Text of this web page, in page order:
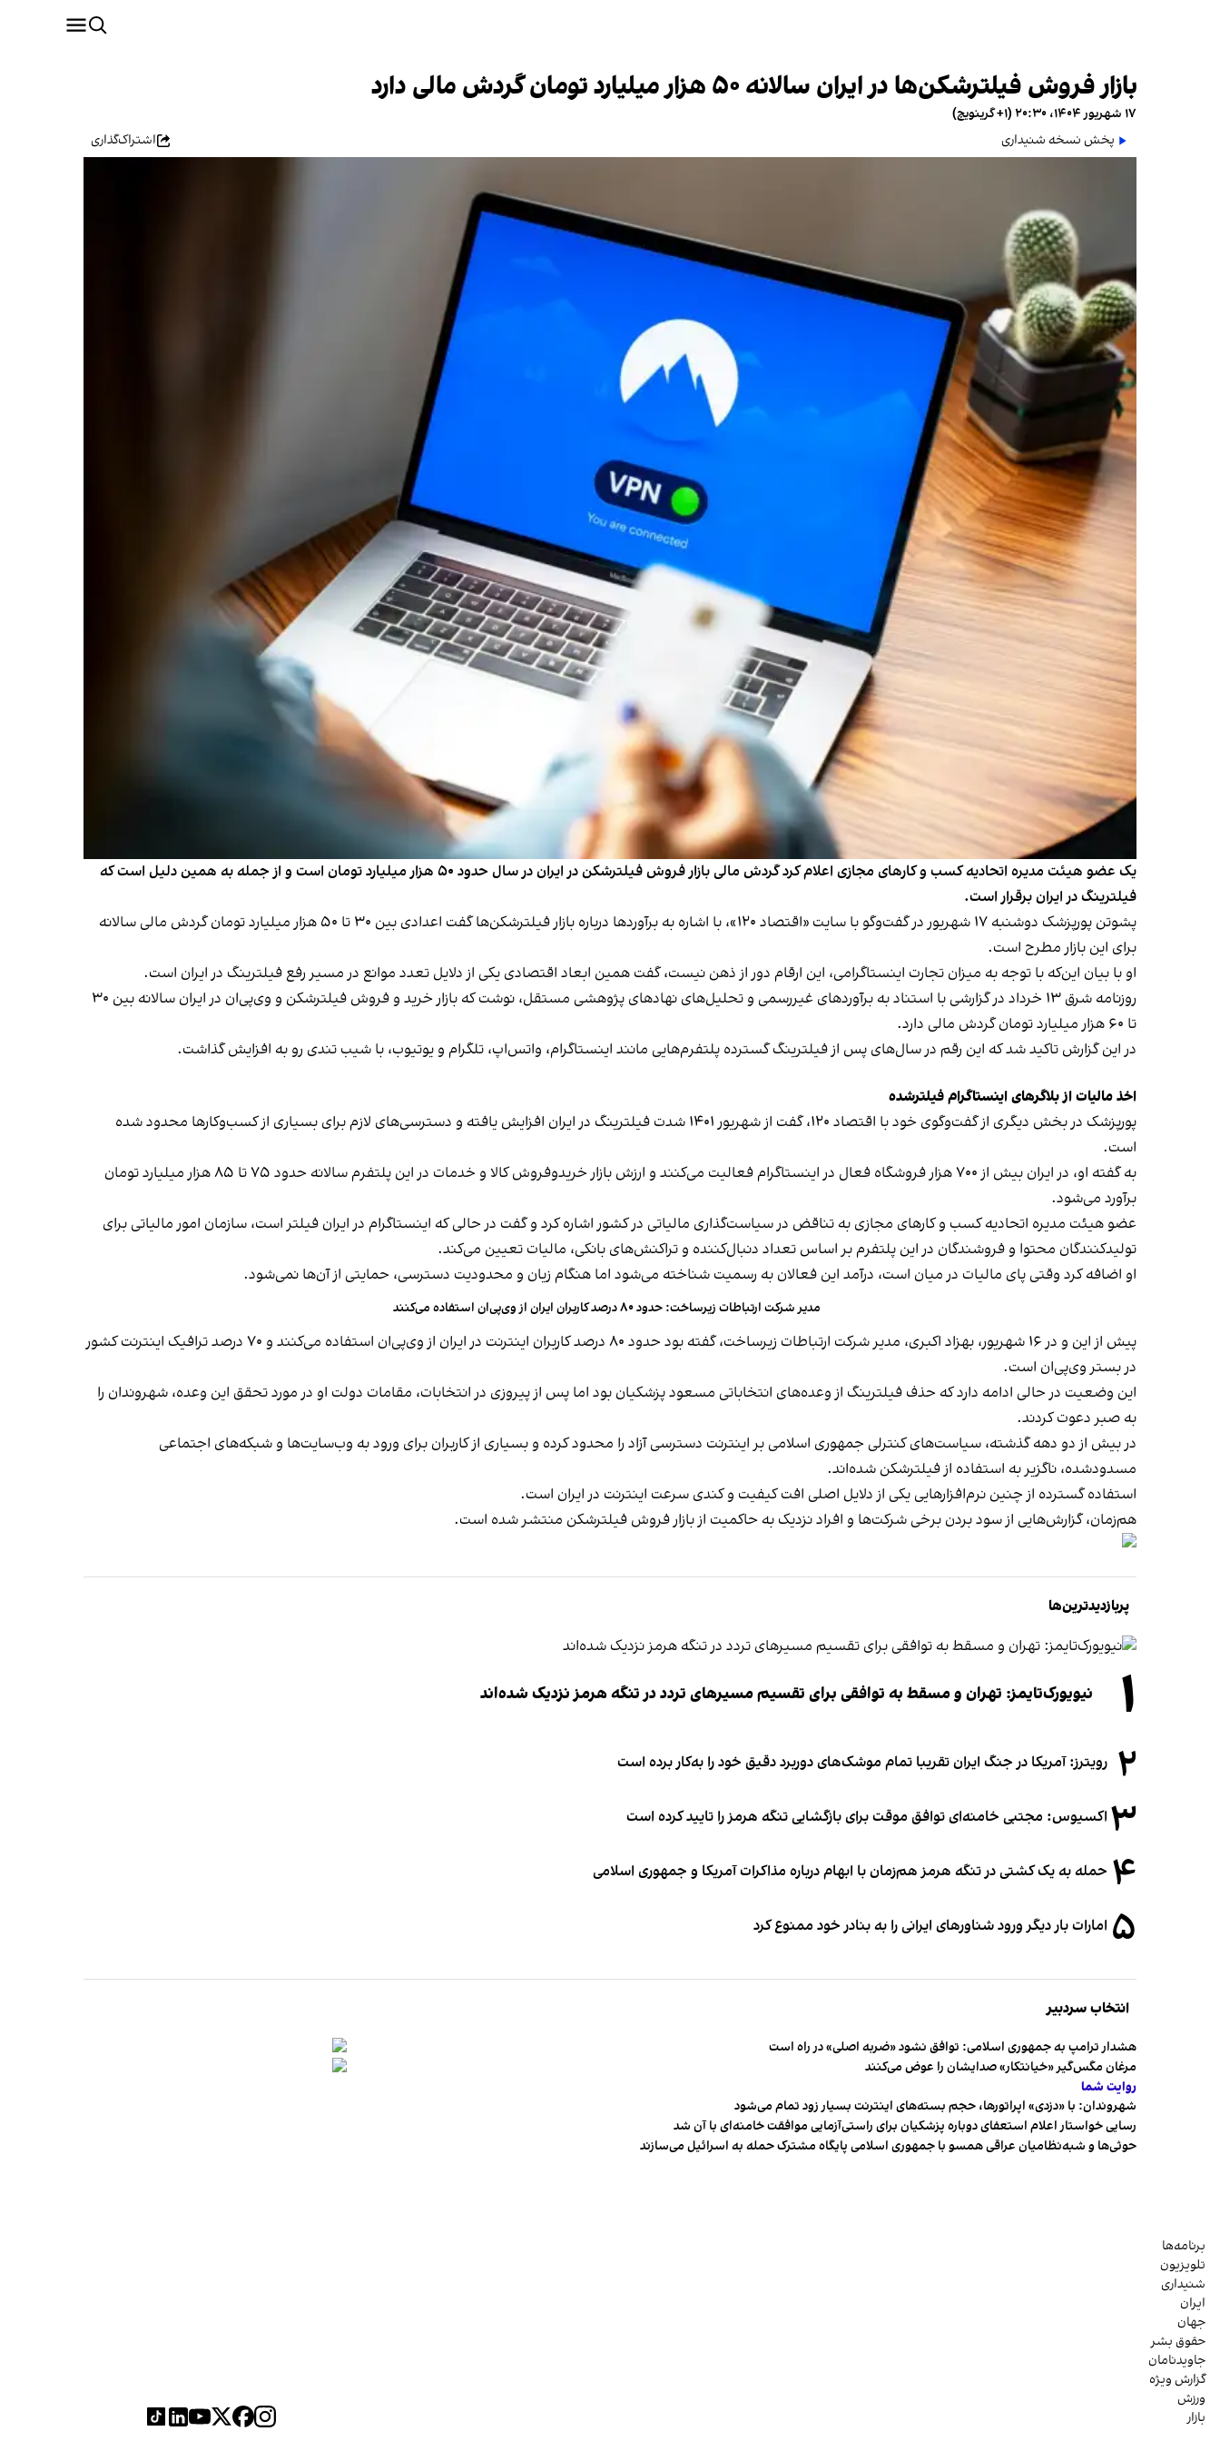
بازار فروش فیلترشکن‌ها در ایران سالانه ۵۰ هزار میلیارد تومان گردش مالی دارد
۱۷ شهریور ۱۴۰۴، ۲۰:۳۰ (‎+۱ گرینویچ)
پخش نسخه شنیداری
اشتراک‌گذاری
یک عضو هیئت‌ مدیره اتحادیه کسب و کارهای مجازی اعلام کرد گردش مالی بازار فروش فیلترشکن در ایران در سال حدود ۵۰ هزار میلیارد تومان است و از جمله به همین دلیل است که
فیلترینگ در ایران برقرار است.
پشوتن پورپزشک دوشنبه ۱۷ شهریور در گفت‌وگو با سایت «اقتصاد ۱۲۰»، با اشاره به برآوردها درباره بازار فیلترشکن‌ها گفت اعدادی بین ۳۰ تا ۵۰ هزار میلیارد تومان گردش مالی سالانه
برای این بازار مطرح است.
او با بیان این‌که با توجه به میزان تجارت اینستاگرامی، این ارقام دور از ذهن نیست، گفت همین ابعاد اقتصادی یکی از دلایل تعدد موانع در مسیر رفع فیلترینگ در ایران است.
روزنامه شرق ۱۳ خرداد در گزارشی با استناد به برآوردهای غیررسمی و تحلیل‌های نهادهای پژوهشی مستقل، نوشت که بازار خرید و فروش فیلترشکن و وی‌پی‌ان در ایران سالانه بین ۳۰
تا ۶۰ هزار میلیارد تومان گردش مالی دارد.
در این گزارش تاکید شد که این رقم در سال‌های پس از فیلترینگ گسترده پلتفرم‌هایی مانند اینستاگرام، واتس‌اپ، تلگرام و یوتیوب، با شیب تندی رو به افزایش گذاشت.
اخذ مالیات از بلاگرهای اینستاگرام فیلترشده
پورپزشک در بخش دیگری از گفت‌وگوی خود با اقتصاد ۱۲۰، گفت از شهریور ۱۴۰۱ شدت فیلترینگ در ایران افزایش یافته و دسترسی‌های لازم برای بسیاری از کسب‌وکارها محدود شده
است.
به‌ گفته او، در ایران بیش از ۷۰۰ هزار فروشگاه فعال در اینستاگرام فعالیت می‌کنند و ارزش بازار خریدوفروش کالا و خدمات در این پلتفرم سالانه حدود ۷۵ تا ۸۵ هزار میلیارد تومان
برآورد می‌شود.
عضو هیئت‌ مدیره اتحادیه کسب و کارهای مجازی به تناقض در سیاست‌گذاری مالیاتی در کشور اشاره کرد و گفت در حالی‌ که اینستاگرام در ایران فیلتر است، سازمان امور مالیاتی برای
تولیدکنندگان محتوا و فروشندگان در این پلتفرم بر اساس تعداد دنبال‌کننده و تراکنش‌های بانکی، مالیات تعیین می‌کند.
او اضافه کرد وقتی پای مالیات در میان است، درآمد این فعالان به رسمیت شناخته می‌شود اما هنگام زیان و محدودیت دسترسی، حمایتی از آن‌ها نمی‌شود.
مدیر شرکت ارتباطات زیرساخت: حدود ۸۰ درصد کاربران ایران از وی‌پی‌ان استفاده می‌کنند
پیش از این و در ۱۶ شهريور، بهزاد اکبری، مدیر شرکت ارتباطات زیرساخت، گفته بود حدود ۸۰ درصد کاربران اینترنت در ایران از وی‌پی‌ان استفاده می‌کنند و ۷۰ درصد ترافیک اینترنت کشور
در بستر وی‌پی‌ان است.
این وضعیت در حالی ادامه دارد که حذف فیلترینگ از وعده‌های انتخاباتی مسعود پزشکیان بود اما پس از پیروزی در انتخابات، مقامات دولت او در مورد تحقق این وعده، شهروندان را
به صبر دعوت کردند.
در بیش از دو دهه گذشته، سیاست‌های کنترلی جمهوری اسلامی بر اینترنت دسترسی آزاد را محدود کرده و بسیاری از کاربران برای ورود به وب‌سایت‌ها و شبکه‌های اجتماعی
مسدودشده، ناگزیر به استفاده از فیلترشکن شده‌اند.
استفاده گسترده از چنین نرم‌افزارهایی یکی از دلایل اصلی افت کیفیت و کندی سرعت اینترنت در ایران است.
هم‌زمان، گزارش‌هایی از سود بردن برخی شرکت‌ها و افراد نزدیک به حاکمیت از بازار فروش فیلترشکن منتشر شده است.
پربازدیدترین‌ها
۱ نیویورک‌تایمز: تهران و مسقط به توافقی برای تقسیم مسیرهای تردد در تنگه هرمز نزدیک شده‌اند
۲ رویترز: آمریکا در جنگ ایران تقریبا تمام موشک‌های دوربرد دقیق خود را به‌کار برده است
۳ اکسیوس: مجتبی خامنه‌ای توافق موقت برای بازگشایی تنگه هرمز را تایید کرده است
۴ حمله به یک کشتی در تنگه هرمز هم‌زمان با ابهام درباره مذاکرات آمریکا و جمهوری اسلامی
۵ امارات بار دیگر ورود شناورهای ایرانی را به بنادر خود ممنوع کرد
انتخاب سردبیر
هشدار ترامپ به جمهوری اسلامی: توافق نشود «ضربه اصلی» در راه است
مرغان مگس‌گیر «خیانتکار» صدایشان را عوض می‌کنند
روایت شما
شهروندان:‌ با «دزدی» اپراتورها، حجم بسته‌های اینترنت بسیار زود تمام می‌شود
رسایی خواستار اعلام استعفای دوباره پزشکیان برای راستی‌آزمایی موافقت خامنه‌ای با آن شد
حوثی‌ها و شبه‌نظامیان عراقی همسو با جمهوری اسلامی پایگاه مشترک حمله به اسرائیل می‌سازند
برنامه‌ها
تلویزیون
شنیداری
ایران
جهان
حقوق بشر
جاویدنامان
گزارش ویژه
ورزش
بازار